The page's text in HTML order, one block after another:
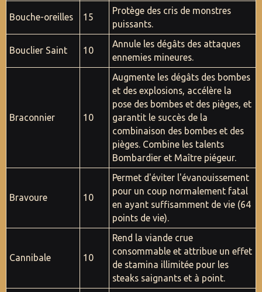
Bouche-oreilles 15
Protège des cris de monstres
puissants.
Bouclier Saint 10
Annule les dégâts des attaques
ennemies mineures.
Braconnier 10
Augmente les dégâts des bombes
et des explosions, accélère la
pose des bombes et des pièges, et
garantit le succès de la
combinaison des bombes et des
pièges. Combine les talents
Bombardier et Maître piégeur.
Bravoure 10
Permet d'éviter l'évanouissement
pour un coup normalement fatal
en ayant suffisamment de vie (64
points de vie).
Cannibale 10
Rend la viande crue
consommable et attribue un effet
de stamina illimitée pour les
steaks saignants et à point.